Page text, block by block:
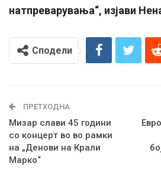
натпреварувања“, изјави
Сподели
ПРЕТХОДНА
Мизар слави 45 години
со концерт во во рамки
на „Денови на Крали
Марко“